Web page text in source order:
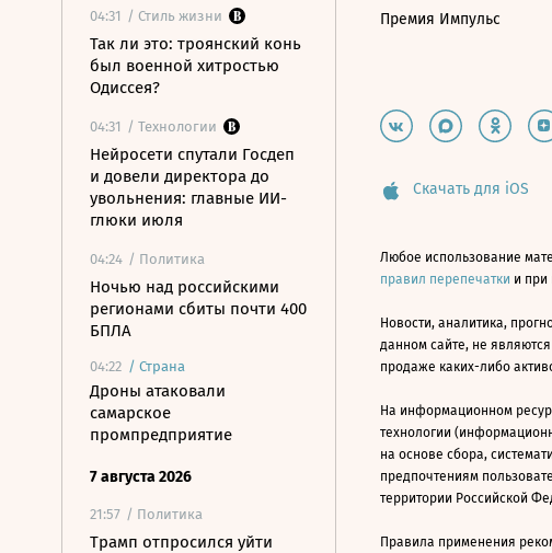
04:31 / Стиль жизни
Так ли это: троянский конь
был военной хитростью
Одиссея?
04:31 / Технологии
Нейросети спутали Госдеп
и довели директора до
увольнения: главные ИИ-
глюки июля
04:24 / Политика
Ночью над российскими
регионами сбиты почти 400
БПЛА
04:22 / Страна
Дроны атаковали
самарское
промпредприятие
7 августа 2026
21:57 / Политика
Трамп отпросился уйти
Премия Импульс
Скачать для iOS
Любое использование
правил перепечатки и при
Новости, аналитика,
данном сайте, не
продаже каких-либо
На информационном
технологии
на основе сбора,
предпочтениям
территории Российской
Правила применения